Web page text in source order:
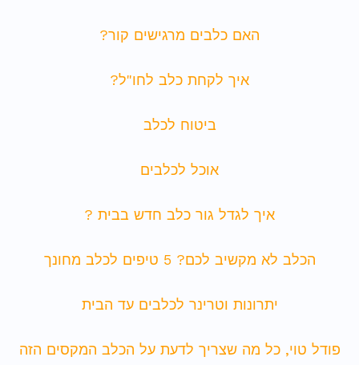
האם כלבים מרגישים קור?
איך לקחת כלב לחו"ל?
ביטוח לכלב
אוכל לכלבים
איך לגדל גור כלב חדש בבית ?
הכלב לא מקשיב לכם? 5 טיפים לכלב מחונך
יתרונות וטרינר לכלבים עד הבית
פודל טוי, כל מה שצריך לדעת על הכלב המקסים הזה